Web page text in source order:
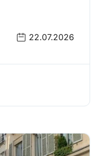
22.07.2026